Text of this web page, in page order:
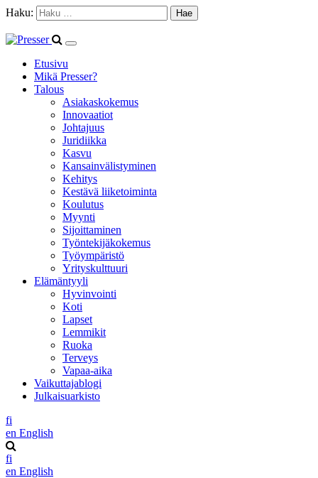
Haku:
Etusivu
Mikä Presser?
Talous
Asiakaskokemus
Innovaatiot
Johtajuus
Juridiikka
Kasvu
Kansainvälistyminen
Kehitys
Kestävä liiketoiminta
Koulutus
Myynti
Sijoittaminen
Työntekijäkokemus
Työympäristö
Yrityskulttuuri
Elämäntyyli
Hyvinvointi
Koti
Lapset
Lemmikit
Ruoka
Terveys
Vapaa-aika
Vaikuttajablogi
Julkaisuarkisto
fi
en English
fi
en English